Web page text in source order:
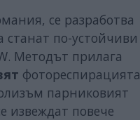
се разработва
по-устойчиви
Методът прилага
фотореспирацията
парниковият
извеждат повече